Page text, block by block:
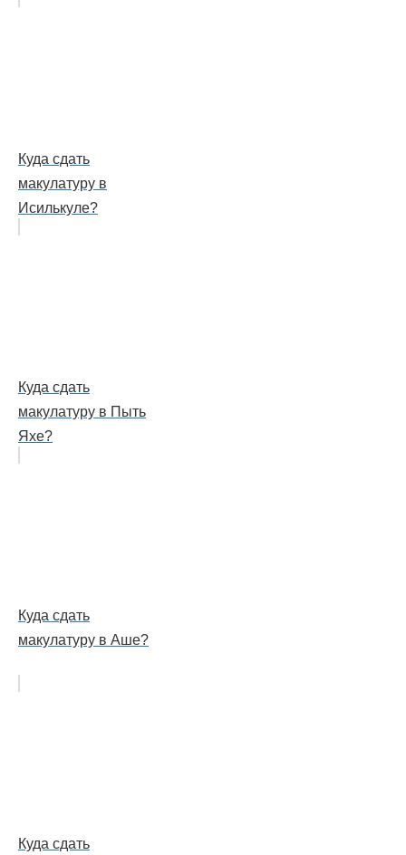
Куда сдать
макулатуру в
Исилькуле?
Куда сдать
макулатуру в Пыть
Яхе?
Куда сдать
макулатуру в Аше?
Куда сдать